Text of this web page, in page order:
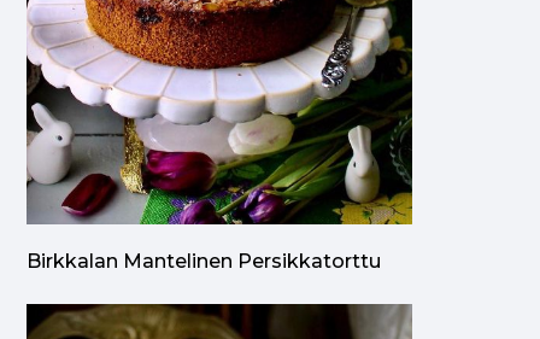
Birkkalan Mantelinen Persikkatorttu